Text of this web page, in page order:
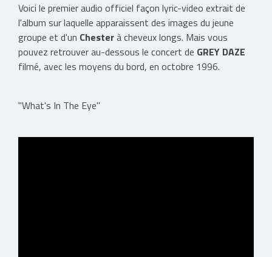
Voici le premier audio officiel façon lyric-video extrait de
l'album sur laquelle apparaissent des images du jeune
groupe et d'un Chesterà cheveux longs. Mais vous
pouvez retrouver au-dessous le concert de GREY DAZE
filmé, avec les moyens du bord, en octobre 1996.
"What's In The Eye"